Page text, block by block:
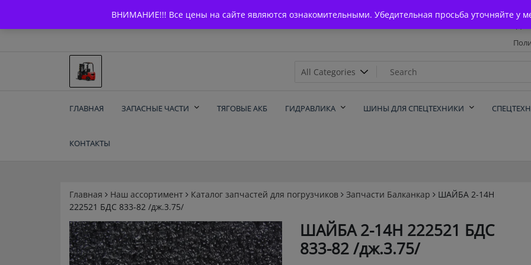
ВНИМАНИЕ!!! Все цены на сайте являются ознакомительными. Убедительная просьба уточняйте у
content
Запчасти для вилочых
ГЛАВНАЯ ЗАПАСНЫЕ ЧАСТИ ТЯГОВЫЕ АКБ ГИДРАВЛИКА ШИНЫ ДЛЯ СПЕЦТЕХНИКИ
КОНТАКТЫ
Главная Наш ассортимент Каталог запчастей для погрузчиков Запчасти Балканкар
ШАЙБА 2-14Н
222521 БДС 833-82 /дж.3.75/
ШАЙБА 2-14Н 222521 БДС
833-82 /дж.3.75/